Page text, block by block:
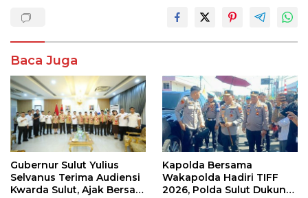
Baca Juga
Gubernur Sulut Yulius
Selvanus Terima Audiensi
Kwarda Sulut, Ajak Bersatu
Kapolda Bersama
Wakapolda Hadiri TIFF
2026, Polda Sulut Dukung